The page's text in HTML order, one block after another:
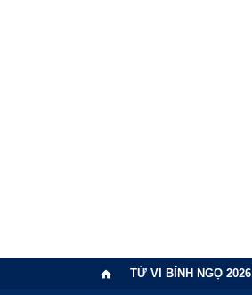
TỬ VI BÍNH NGỌ 2026